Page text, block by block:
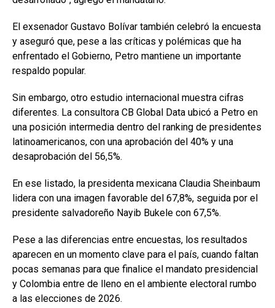
El exsenador Gustavo Bolívar también celebró la encuesta
y aseguró que, pese a las críticas y polémicas que ha
enfrentado el Gobierno, Petro mantiene un importante
respaldo popular.
Sin embargo, otro estudio internacional muestra cifras
diferentes. La consultora CB Global Data ubicó a Petro en
una posición intermedia dentro del ranking de presidentes
latinoamericanos, con una aprobación del 40% y una
desaprobación del 56,5%.
En ese listado, la presidenta mexicana Claudia Sheinbaum
lidera con una imagen favorable del 67,8%, seguida por el
presidente salvadoreño Nayib Bukele con 67,5%.
Pese a las diferencias entre encuestas, los resultados
aparecen en un momento clave para el país, cuando faltan
pocas semanas para que finalice el mandato presidencial
y Colombia entre de lleno en el ambiente electoral rumbo
a las elecciones de 2026.